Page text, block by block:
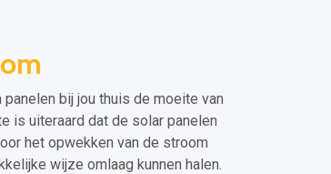
bij jou thuis de moeite van
is uiteraard dat de solar panelen
het opwekken van de stroom
wijze omlaag kunnen halen.